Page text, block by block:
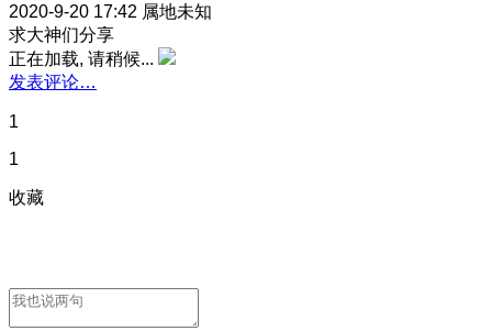
2020-9-20 17:42 属地未知
求大神们分享
正在加载, 请稍候...
发表评论…
1
1
收藏